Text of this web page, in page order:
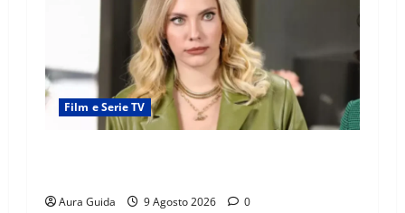
Film e Serie TV
Aura Guida 9 Agosto 2026 0